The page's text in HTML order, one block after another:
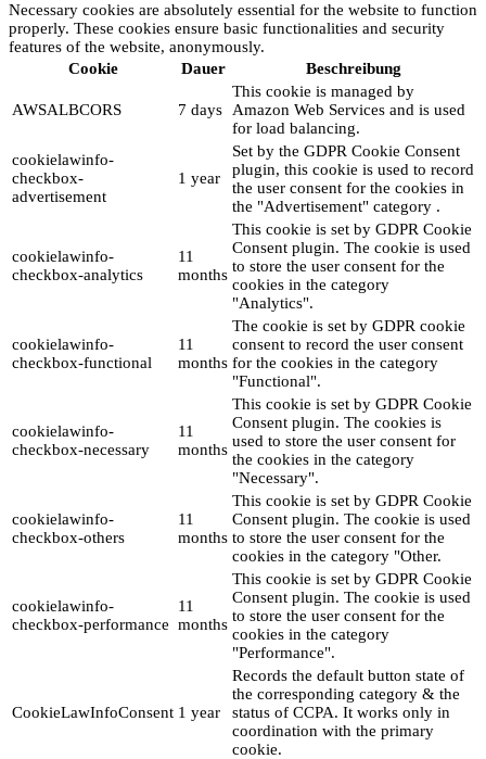
Necessary cookies are absolutely essential for the website to function
properly. These cookies ensure basic functionalities and security
features of the website, anonymously.
Cookie
Dauer Beschreibung
AWSALBCORS 7 days
This cookie is managed by
Amazon Web Services and is used
for load balancing.
cookielawinfo-
checkbox-
advertisement
1 year
Set by the GDPR Cookie Consent
plugin, this cookie is used to record
the user consent for the cookies in
the "Advertisement" category .
cookielawinfo-
checkbox-analytics
11
months
This cookie is set by GDPR Cookie
Consent plugin. The cookie is used
to store the user consent for the
cookies in the category
"Analytics".
cookielawinfo-
checkbox-functional
11
months
The cookie is set by GDPR cookie
consent to record the user consent
for the cookies in the category
"Functional".
cookielawinfo-
checkbox-necessary
11
months
This cookie is set by GDPR Cookie
Consent plugin. The cookies is
used to store the user consent for
the cookies in the category
"Necessary".
cookielawinfo-
checkbox-others
11
months
This cookie is set by GDPR Cookie
Consent plugin. The cookie is used
to store the user consent for the
cookies in the category "Other.
cookielawinfo-
checkbox-performance
11
months
This cookie is set by GDPR Cookie
Consent plugin. The cookie is used
to store the user consent for the
cookies in the category
"Performance".
CookieLawInfoConsent 1 year
Records the default button state of
the corresponding category & the
status of CCPA. It works only in
coordination with the primary
cookie.